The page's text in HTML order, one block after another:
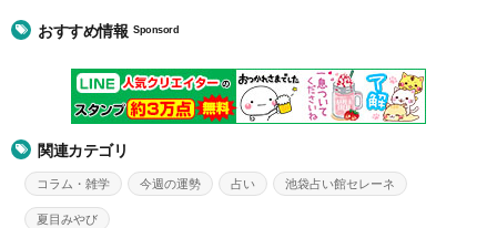
おすすめ情報Sponsord
関連カテゴリ
コラム・雑学 今週の運勢 占い 池袋占い館セレーネ
夏目みやび